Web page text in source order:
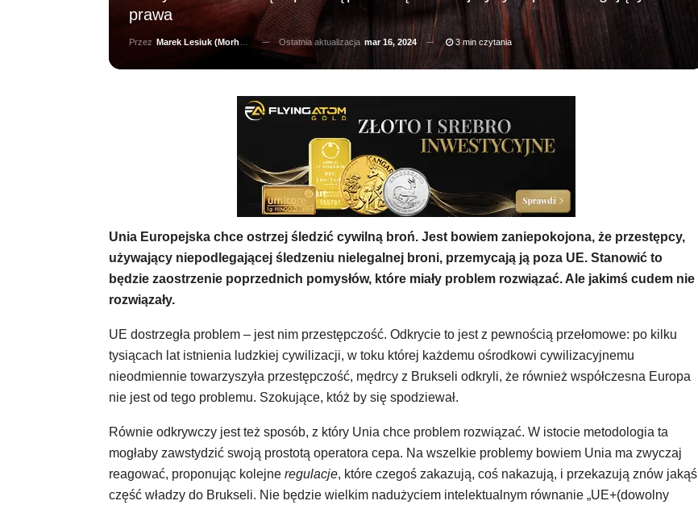
prawa
Przez Marek Lesiuk (Morhainn) Ostatnia aktualizacja mar 16, 2024 3 min czytania
Unia Europejska chce ostrzej śledzić cywilną broń. Jest bowiem zaniepokojona, że przestępcy,
używający niepodlegającej śledzeniu nielegalnej broni, przemycają ją poza UE. Stanowić to
będzie zaostrzenie poprzednich pomysłów, które miały problem rozwiązać. Ale jakimś cudem nie
rozwiązały.
UE dostrzegła problem – jest nim przestępczość. Odkrycie to jest z pewnością przełomowe: po kilku
tysiącach lat istnienia ludzkiej cywilizacji, w toku której każdemu ośrodkowi cywilizacyjnemu
nieodmiennie towarzyszyła przestępczość, mędrcy z Brukseli odkryli, że również współczesna Europa
nie jest od tego problemu. Szokujące, któż by się spodziewał.
Równie odkrywczy jest też sposób, z który Unia chce problem rozwiązać. W istocie metodologia ta
mogłaby zawstydzić swoją prostotą operatora cepa. Na wszelkie problemy bowiem Unia ma zwyczaj
reagować, proponując kolejne regulacje, które czegoś zakazują, coś nakazują, i przekazują znów jakąś
część władzy do Brukseli. Nie będzie wielkim nadużyciem intelektualnym równanie „UE+(dowolny